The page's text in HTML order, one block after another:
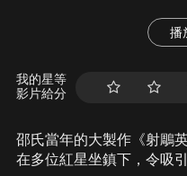
播
我的星等
影片給分
邵氏當年的大製作《射鵰
在多位紅星坐鎮下，令吸